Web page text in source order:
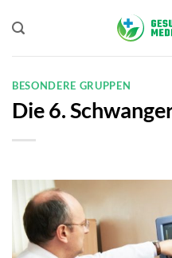
Inhalt
springen
BESONDERE GRUPPEN
Die 6.